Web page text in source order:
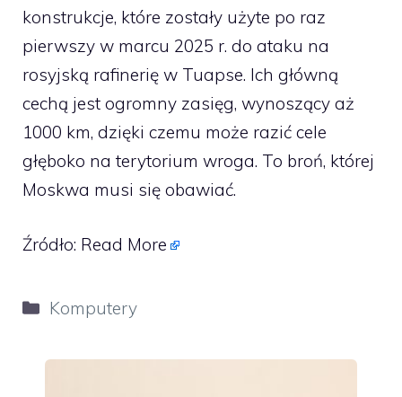
konstrukcje, które zostały użyte po raz
pierwszy w marcu 2025 r. do ataku na
rosyjską rafinerię w Tuapse. Ich główną
cechą jest ogromny zasięg, wynoszący aż
1000 km, dzięki czemu może razić cele
głęboko na terytorium wroga. To broń, której
Moskwa musi się obawiać.
Źródło: Read More
Kategorie
Komputery